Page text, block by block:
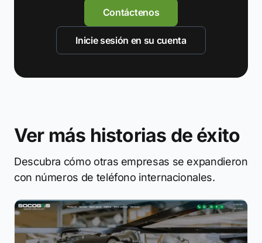
Contáctenos
Inicie sesión en su cuenta
Ver más historias de éxito
Descubra cómo otras empresas se expandieron
con números de teléfono internacionales.